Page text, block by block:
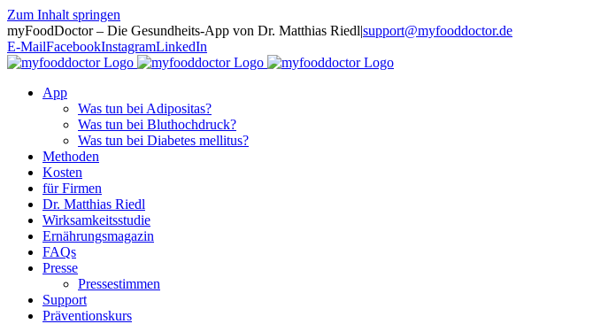
Zum Inhalt springen
myFoodDoctor – Die Gesundheits-App von Dr. Matthias Riedl|support@myfooddoctor.de
E-MailFacebookInstagramLinkedIn
App
Was tun bei Adipositas?
Was tun bei Bluthochdruck?
Was tun bei Diabetes mellitus?
Methoden
Kosten
für Firmen
Dr. Matthias Riedl
Wirksamkeitsstudie
Ernährungsmagazin
FAQs
Presse
Pressestimmen
Support
Präventionskurs